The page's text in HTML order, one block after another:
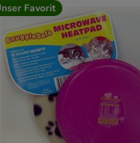
Favorit